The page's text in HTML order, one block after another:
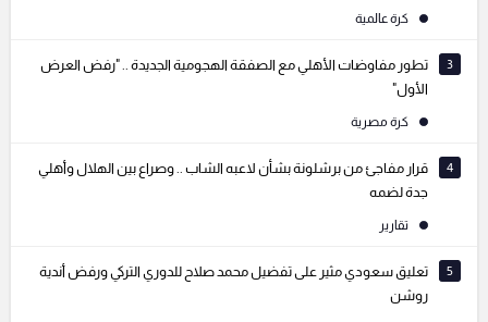
كرة عالمية
3
تطور مفاوضات الأهلي مع الصفقة الهجومية الجديدة .. "رفض العرض
الأول"
كرة مصرية
4
قرار مفاجئ من برشلونة بشأن لاعبه الشاب .. وصراع بين الهلال وأهلي
جدة لضمه
تقارير
5
تعليق سعودي مثير على تفضيل محمد صلاح للدوري التركي ورفض أندية
روشن